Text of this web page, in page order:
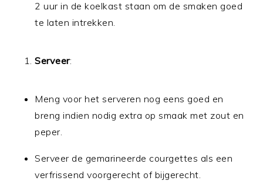
2 uur in de koelkast staan om de smaken goed
te laten intrekken.
Serveer:
Meng voor het serveren nog eens goed en
breng indien nodig extra op smaak met zout en
peper.
Serveer de gemarineerde courgettes als een
verfrissend voorgerecht of bijgerecht.